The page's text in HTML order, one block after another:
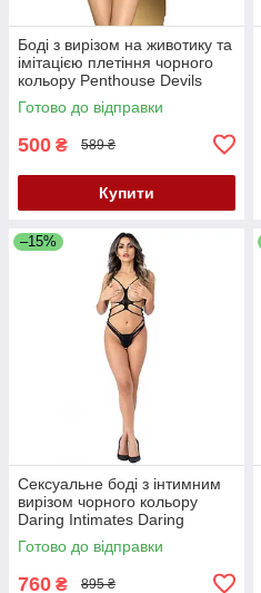
Боді з вирізом на животику та
імітацією плетіння чорного
кольору Penthouse Devils
Advocate розміри S L Кайф
Готово до відправки
500 ₴ 589 ₴
Купити
–15%
Сексуальне боді з інтимним
вирізом чорного кольору
Daring Intimates Daring
Intimates Strappy Open Cup
Body розмір One size Кайф
Готово до відправки
760 ₴ 895 ₴